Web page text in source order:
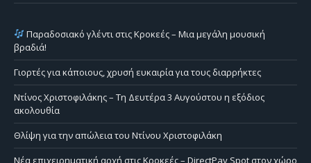
Παραδοσιακό γλέντι στις Κροκεές – Μια μεγάλη μουσική
βραδιά!
Γιορτές για κάποιους, χρυσή ευκαιρία για τους διαρρήκτες
Ντίνος Χριστοφιλάκης – Τη Δευτέρα 3 Αυγούστου η εξόδιος
ακολουθία
Θλίψη για την απώλεια του Ντίνου Χριστοφιλάκη
Νέα επιχειρηματική αρχή στις Κροκεές – DirectPay Spot στον χώρο